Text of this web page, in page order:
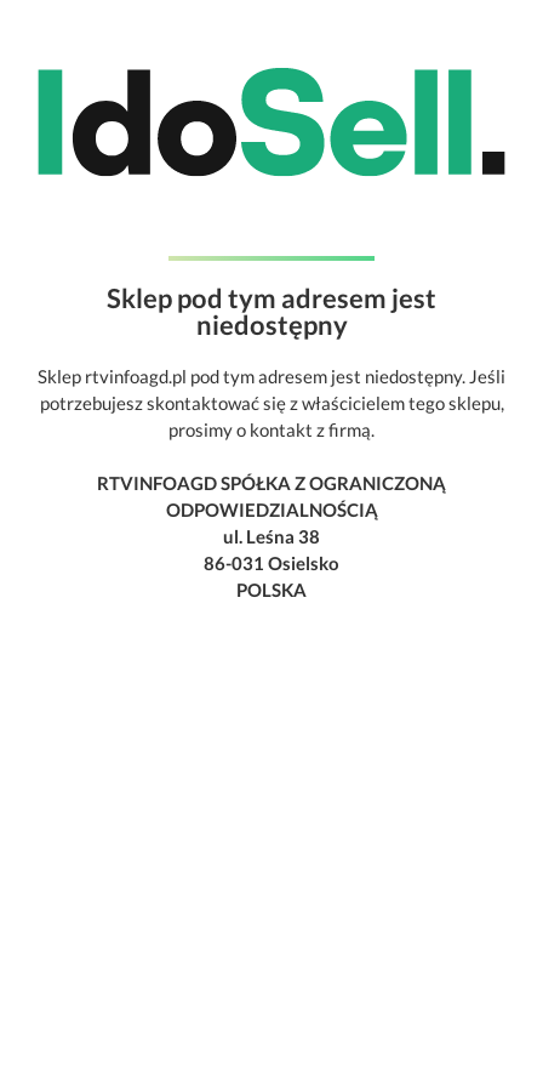
Sklep pod tym adresem jest
niedostępny
Sklep rtvinfoagd.pl pod tym adresem jest niedostępny. Jeśli
potrzebujesz skontaktować się z właścicielem tego sklepu,
prosimy o kontakt z firmą.
RTVINFOAGD SPÓŁKA Z OGRANICZONĄ
ODPOWIEDZIALNOŚCIĄ
ul. Leśna 38
86-031 Osielsko
POLSKA